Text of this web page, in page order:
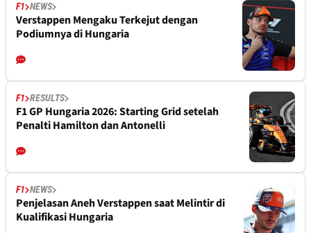
F1 NEWS
Verstappen Mengaku Terkejut dengan
Podiumnya di Hungaria
F1 RESULTS
F1 GP Hungaria 2026: Starting Grid setelah
Penalti Hamilton dan Antonelli
F1 NEWS
Penjelasan Aneh Verstappen saat Melintir di
Kualifikasi Hungaria